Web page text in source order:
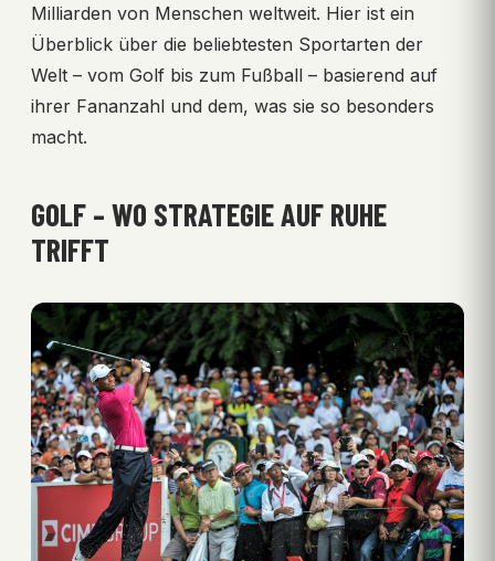
Milliarden von Menschen weltweit. Hier ist ein
Überblick über die beliebtesten Sportarten der
Welt – vom Golf bis zum Fußball – basierend auf
ihrer Fananzahl und dem, was sie so besonders
macht.
GOLF – WO STRATEGIE AUF RUHE
TRIFFT